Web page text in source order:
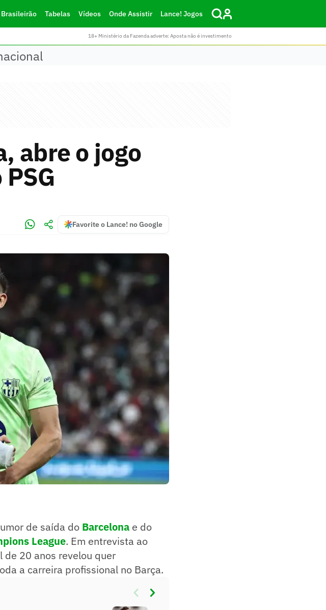
Brasileirão Tabelas Vídeos Onde Assistir Lance! Jogos
18+ Ministério da Fazenda adverte: Aposta não é investimento
abre o jogo
Favorite o Lance! no Google
de saída do Barcelona e do
League. Em entrevista ao
de 20 anos revelou quer
a carreira profissional no Barça.